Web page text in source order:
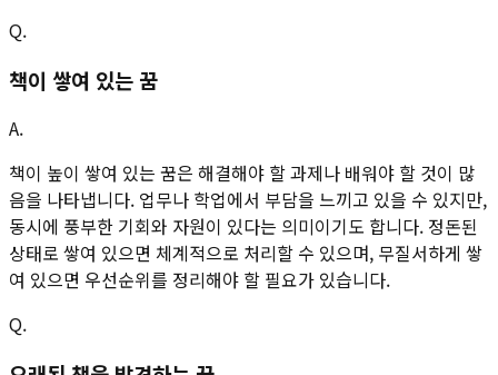
Q.
책이 쌓여 있는 꿈
A.
책이 높이 쌓여 있는 꿈은 해결해야 할 과제나 배워야 할 것이 많
음을 나타냅니다. 업무나 학업에서 부담을 느끼고 있을 수 있지만,
동시에 풍부한 기회와 자원이 있다는 의미이기도 합니다. 정돈된
상태로 쌓여 있으면 체계적으로 처리할 수 있으며, 무질서하게 쌓
여 있으면 우선순위를 정리해야 할 필요가 있습니다.
Q.